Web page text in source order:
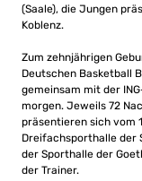
(Saale), die Jungen
Koblenz.
Zum zehnjährigen
Deutschen Basketball
gemeinsam mit der
morgen. Jeweils 72
präsentieren sich vom
Dreifachsporthalle der
der Sporthalle der
der Trainer.